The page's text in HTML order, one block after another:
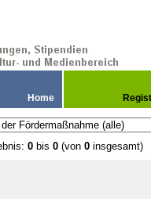
Home
0 bis 0 (von 0 insgesamt)